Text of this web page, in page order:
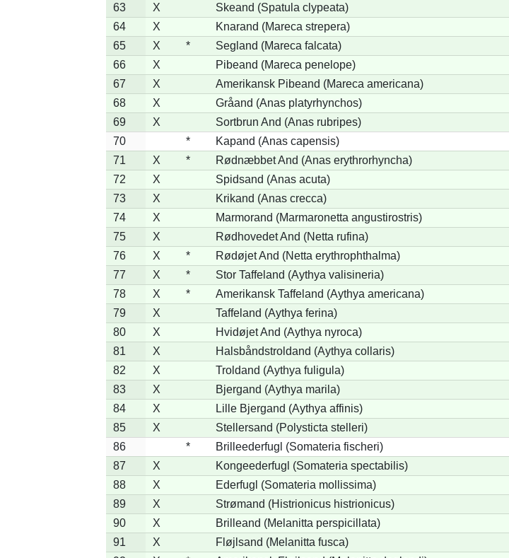
63
X
Skeand (Spatula clypeata)
64
X
Knarand (Mareca strepera)
65
X *
Segland (Mareca falcata)
66
X
Pibeand (Mareca penelope)
67
X
Amerikansk Pibeand (Mareca americana)
68
X
Gråand (Anas platyrhynchos)
69
X
Sortbrun And (Anas rubripes)
70
*
Kapand (Anas capensis)
71
X *
Rødnæbbet And (Anas erythrorhyncha)
72
X
Spidsand (Anas acuta)
73
X
Krikand (Anas crecca)
74
X
Marmorand (Marmaronetta angustirostris)
75
X
Rødhovedet And (Netta rufina)
76
X *
Rødøjet And (Netta erythrophthalma)
77
X *
Stor Taffeland (Aythya valisineria)
78
X *
Amerikansk Taffeland (Aythya americana)
79
X
Taffeland (Aythya ferina)
80
X
Hvidøjet And (Aythya nyroca)
81
X
Halsbåndstroldand (Aythya collaris)
82
X
Troldand (Aythya fuligula)
83
X
Bjergand (Aythya marila)
84
X
Lille Bjergand (Aythya affinis)
85
X
Stellersand (Polysticta stelleri)
86
*
Brilleederfugl (Somateria fischeri)
87
X
Kongeederfugl (Somateria spectabilis)
88
X
Ederfugl (Somateria mollissima)
89
X
Strømand (Histrionicus histrionicus)
90
X
Brilleand (Melanitta perspicillata)
91
X
Fløjlsand (Melanitta fusca)